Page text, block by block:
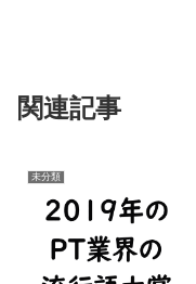
関連記事
未分類